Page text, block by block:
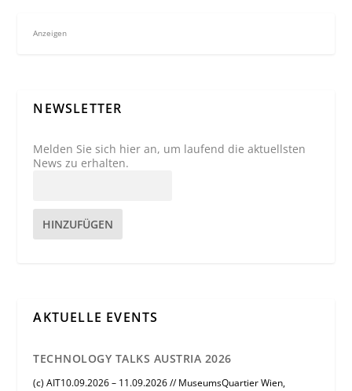
Anzeigen
NEWSLETTER
Melden Sie sich hier an, um laufend die aktuellsten
News zu erhalten.
HINZUFÜGEN
AKTUELLE EVENTS
TECHNOLOGY TALKS AUSTRIA 2026
(c) AIT10.09.2026 – 11.09.2026 // MuseumsQuartier Wien,